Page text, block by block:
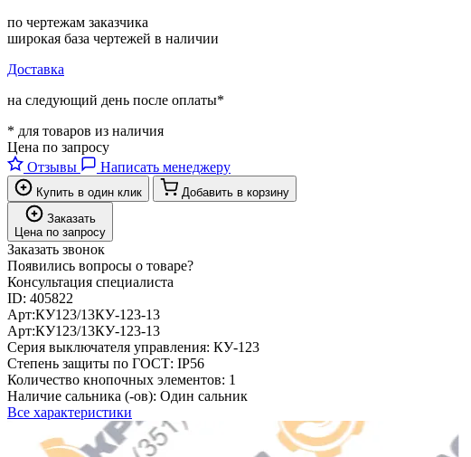
по чертежам заказчика
широкая база чертежей в наличии
Доставка
на следующий день после оплаты*
* для товаров из наличия
Цена по запросу
Отзывы
Написать менеджеру
Купить в один клик
Добавить в корзину
Заказать
Цена по запросу
Заказать звонок
Появились вопросы о товаре?
Консультация специалиста
ID: 405822
Арт:КУ123/13КУ-123-13
Арт:КУ123/13КУ-123-13
Серия выключателя управления: КУ-123
Степень защиты по ГОСТ: IP56
Количество кнопочных элементов: 1
Наличие сальника (-ов): Один сальник
Все характеристики